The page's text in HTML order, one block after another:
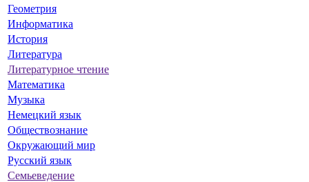
Геометрия
Информатика
История
Литература
Литературное чтение
Математика
Музыка
Немецкий язык
Обществознание
Окружающий мир
Русский язык
Семьеведение